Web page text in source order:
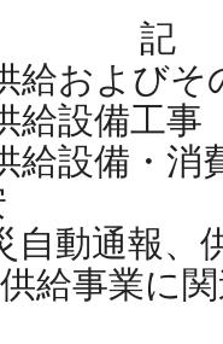
記
およびそ
給設備工事
設備・消
動通報、
給事業に